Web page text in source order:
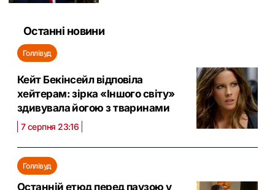
Останні новини
Голлівуд
Кейт Бекінсейл відповіла
хейтерам: зірка «Іншого світу»
здивувала йогою з тваринами
7 серпня 23:16
Голлівуд
Останній етюд перед паузою у